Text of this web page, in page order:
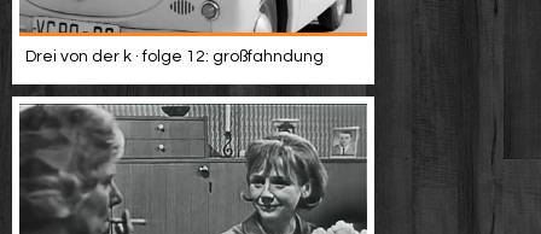
Drei von der k · folge 12: großfahndung